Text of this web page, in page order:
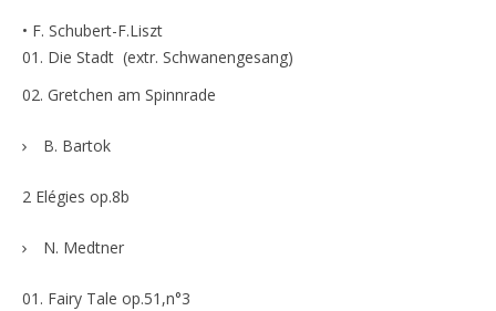
• F. Schubert-F.Liszt
Die Stadt (extr. Schwanengesang)
Gretchen am Spinnrade
B. Bartok
2 Elégies op.8b
N. Medtner
Fairy Tale op.51,n°3